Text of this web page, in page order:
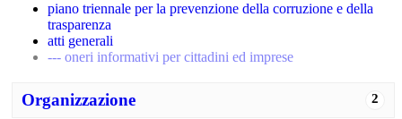
piano triennale per la prevenzione della corruzione e della
trasparenza
atti generali
--- oneri informativi per cittadini ed imprese
2
Organizzazione